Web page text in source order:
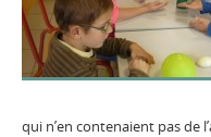
qui n’en contenaient pas de